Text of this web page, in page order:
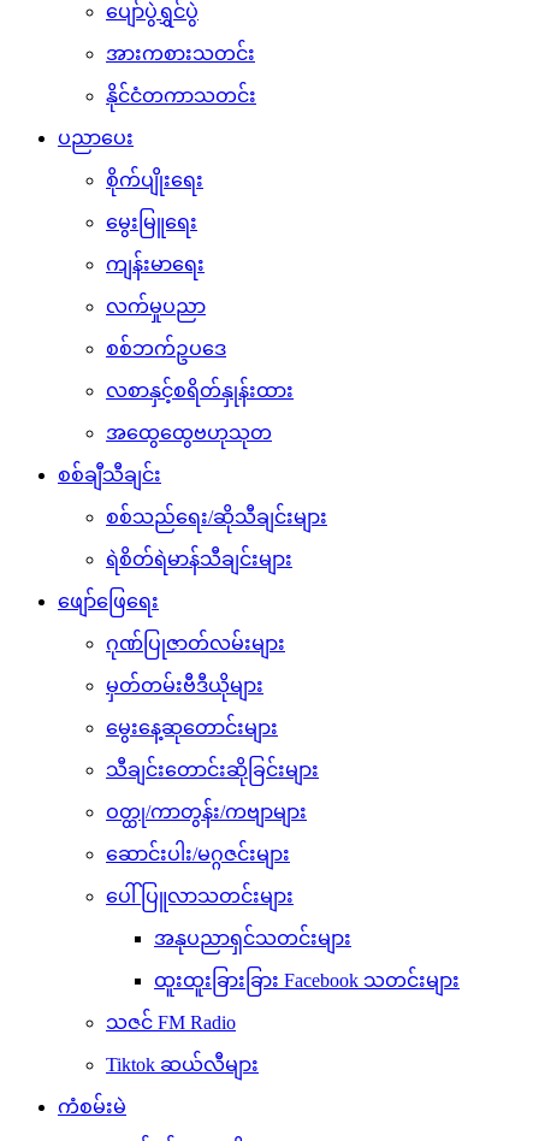
ပျော်ပွဲရွှင်ပွဲ
အားကစားသတင်း
နိုင်ငံတကာသတင်း
ပညာပေး
စိုက်ပျိုးရေး
မွေးမြူရေး
ကျန်းမာရေး
လက်မှုပညာ
စစ်ဘက်ဥပဒေ
လစာနှင့်စရိတ်နှုန်းထား
အထွေထွေဗဟုသုတ
စစ်ချီသီချင်း
စစ်သည်ရေး/ဆိုသီချင်းများ
ရဲစိတ်ရဲမာန်သီချင်းများ
ဖျော်ဖြေရေး
ဂုဏ်ပြုဇာတ်လမ်းများ
မှတ်တမ်းဗီဒီယိုများ
မွေးနေ့ဆုတောင်းများ
သီချင်းတောင်းဆိုခြင်းများ
ဝတ္ထု/ကာတွန်း/ကဗျာများ
ဆောင်းပါး/မဂ္ဂဇင်းများ
ပေါ်ပြူလာသတင်းများ
အနုပညာရှင်သတင်းများ
ထူးထူးခြားခြား Facebook သတင်းများ
သဇင် FM Radio
Tiktok ဆယ်လီများ
ကံစမ်းမဲ